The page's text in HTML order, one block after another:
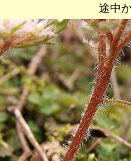
途中から出る1～2